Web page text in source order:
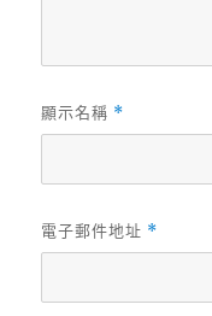
顯示名稱 *
電子郵件地址 *